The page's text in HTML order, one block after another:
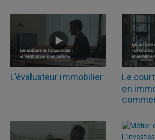
L’évaluateur immobilier
Le
en